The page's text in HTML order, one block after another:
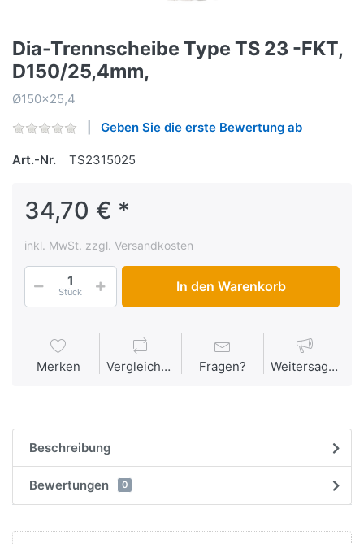
Dia-Trennscheibe Type TS 23 -FKT,
D150/25,4mm,
Ø150x25,4
Geben Sie die erste Bewertung ab
Art.-Nr. TS2315025
34,70 € *
inkl. MwSt. zzgl. Versandkosten
Stück In den Warenkorb
Merken Vergleichen Fragen? Weitersagen
Beschreibung
Bewertungen 0